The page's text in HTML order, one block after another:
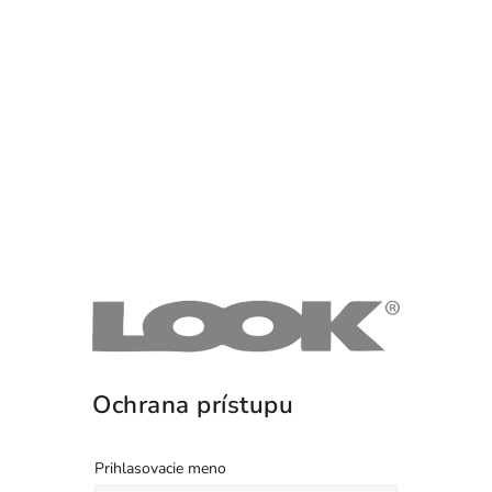
Ochrana prístupu
Prihlasovacie meno